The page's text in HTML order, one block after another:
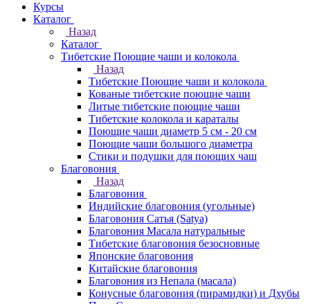
Курсы
Каталог
Назад
Каталог
Тибетские Поющие чаши и колокола
Назад
Тибетские Поющие чаши и колокола
Кованые тибетские поющие чаши
Литые тибетские поющие чаши
Тибетские колокола и караталы
Поющие чаши диаметр 5 см - 20 см
Поющие чаши большого диаметра
Стики и подушки для поющих чаш
Благовония
Назад
Благовония
Индийские благовония (угольные)
Благовония Сатья (Satya)
Благовония Масала натуральные
Тибетские благовония безосновные
Японские благовония
Китайские благовония
Благовония из Непала (масала)
Конусные благовония (пирамидки) и Дхубы